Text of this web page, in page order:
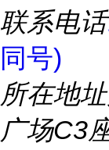
联系电话
同号)
所在地址
广场C3